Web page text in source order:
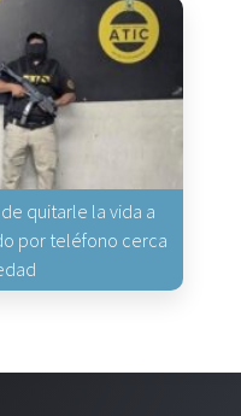
quitarle la vida a
por teléfono cerca